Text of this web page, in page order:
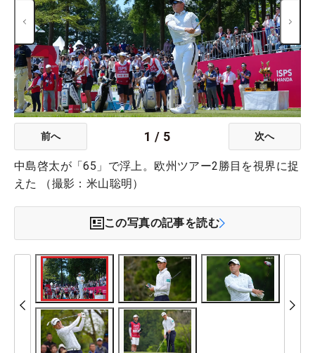
前へ 1 / 5 次へ
中島啓太が「65」で浮上。欧州ツアー2勝目を視界に捉
えた （撮影：米山聡明）
この写真の記事を読む